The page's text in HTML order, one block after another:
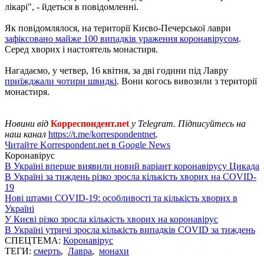
лікарі", - йдеться в повідомленні.
Як повідомлялося, на території Києво-Печерської лаври
зафіксовано майже 100 випадків ураження коронавірусом.
Серед хворих і настоятель монастиря.
Нагадаємо, у четвер, 16 квітня, за дві години під Лавру
приїжджали чотири швидкі. Вони когось вивозили з території
монастиря.
Новини від Корреспондент.net у Telegram. Підписуйтесь на
наш канал https://t.me/korrespondentnet.
Читайте Korrespondent.net в Google News
Коронавірус
В Україні вперше виявили новий варіант коронавірусу Цикада
В Україні за тиждень різко зросла кількість хворих на COVID-
19
Нові штами COVID-19: особливості та кількість хворих в
Україні
У Києві різко зросла кількість хворих на коронавірус
В Україні утричі зросла кількість випадків COVID за тиждень
СПЕЦТЕМА: Коронавірус
ТЕГИ: смерть, Лавра, монахи